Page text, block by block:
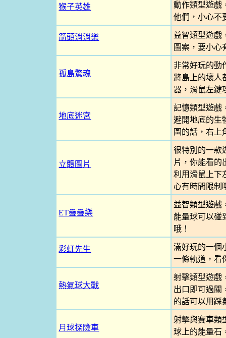
猴子英雄
動作類型遊戲
他們，小心不
箭頭消消樂
益智類型遊戲
圖案，要小心
孤島驚魂
非常好玩的動
將島上的壞人
器，滑鼠左鍵
地底迷宮
記憶類型遊戲
避開地底的生
圖的話，右上
立體圖片
很特別的一款
片，你能看的
利用滑鼠上下
心有時間限制
ET疊疊樂
益智類型遊戲
能量球可以碰
哦！
彩虹先生
滿好玩的一個
一條軌道，看
熱氣球大戰
射擊類型遊戲
出口即可過關
的話可以用踩
月球探險車
射擊與賽車類
球上的能量石